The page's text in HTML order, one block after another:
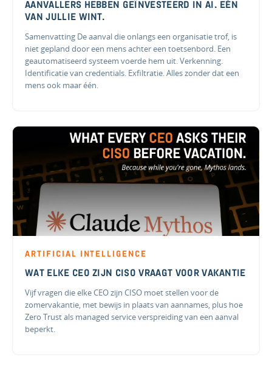
AANVALLERS HEBBEN GEÏNVESTEERD IN AI. EÉN
VAN JULLIE WINT.
Samenvatting De aanval die onlangs een organisatie trof, is
niet gepland door een mens achter een toetsenbord. Een
geautomatiseerd systeem voerde hem uit. Verkenning.
Identificatie van credentials. Exfiltratie. Alles zonder dat een
mens ook maar één.
ARTIFICIAL INTELLIGENCE
WAT ELKE CEO ZIJN CISO VRAAGT VOOR VAKANTIE
Vijf vragen die elke CEO zijn CISO moet stellen voor de
zomervakantie, met bewijs in plaats van aannames, plus hoe
Zero Trust als managed service verspreiding van een aanval
beperkt.